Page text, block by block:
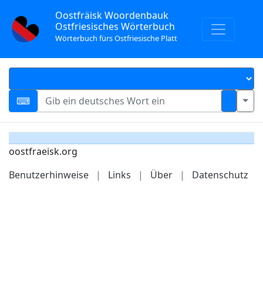
Oostfräisk Woordenbauk
Ostfriesisches Wörterbuch
Wörterbuch fürs Ostfriesische Platt
oostfraeisk.org
Benutzerhinweise
| Links | Über | Datenschutz